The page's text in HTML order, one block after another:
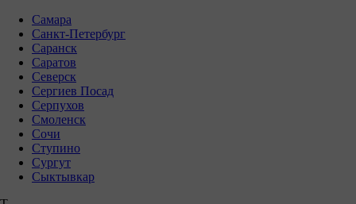
Самара
Санкт-Петербург
Саранск
Саратов
Северск
Сергиев Посад
Серпухов
Смоленск
Сочи
Ступино
Сургут
Сыктывкар